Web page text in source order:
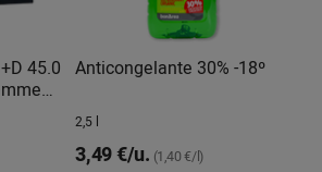
45.0 Anticongelante 30% -18º
2,5 l
3,49 €/u. (1,40 €/l)